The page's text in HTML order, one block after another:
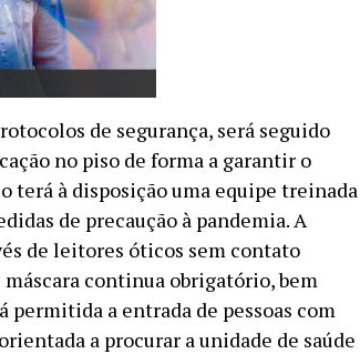
de segurança, será seguido
no piso de forma a garantir o
terá à disposição uma equipe treinada
de precaução à pandemia. A
de leitores óticos sem contato
continua obrigatório, bem
permitida a entrada de pessoas com
a procurar a unidade de saúde